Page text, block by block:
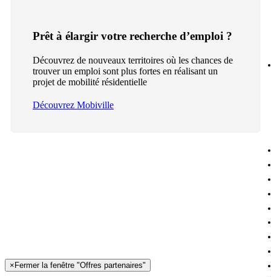
Prêt à élargir votre recherche d’emploi ?
Découvrez de nouveaux territoires où les chances de
trouver un emploi sont plus fortes en réalisant un
projet de mobilité résidentielle
Découvrez Mobiville
× Fermer la fenêtre "Offres partenaires"